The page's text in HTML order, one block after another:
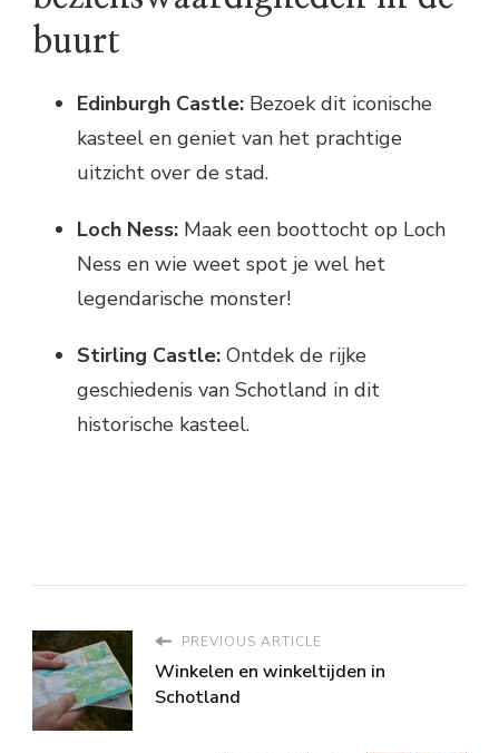
buurt
Edinburgh Castle: Bezoek dit iconische
kasteel en geniet van het prachtige
uitzicht over de stad.
Loch Ness: Maak een boottocht op Loch
Ness en wie weet spot je wel het
legendarische monster!
Stirling Castle: Ontdek de rijke
geschiedenis van Schotland in dit
historische kasteel.
PREVIOUS ARTICLE
Winkelen en winkeltijden in
Schotland